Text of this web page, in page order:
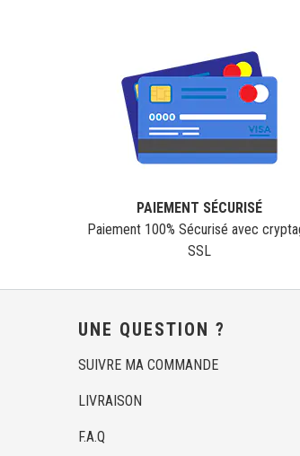
PAIEMENT SÉCURISÉ
Paiement 100% Sécurisé avec
SSL
UNE QUESTION ?
SUIVRE MA COMMANDE
LIVRAISON
F.A.Q